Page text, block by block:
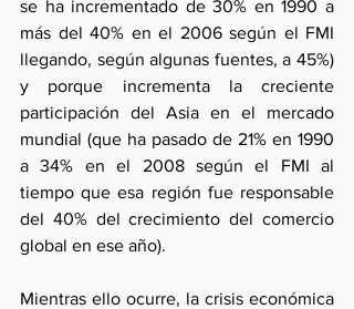
se ha incrementado de 30% en 1990 a
más del 40% en el 2006 según el FMI
llegando, según algunas fuentes, a 45%)
y porque incrementa la creciente
participación del Asia en el mercado
mundial (que ha pasado de 21% en 1990
a 34% en el 2008 según el FMI al
tiempo que esa región fue responsable
del 40% del crecimiento del comercio
global en ese año).
Mientras ello ocurre, la crisis económica